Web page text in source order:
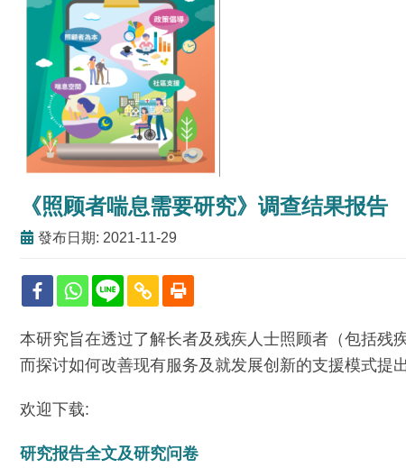
《照顾者喘息需要研究》调查结果报告
發布日期: 2021-11-29
本研究旨在透过了解长者及残疾人士照顾者（包括残
而探讨如何改善现有服务及就发展创新的支援模式提
欢迎下载:
研究报告全文及研究问卷